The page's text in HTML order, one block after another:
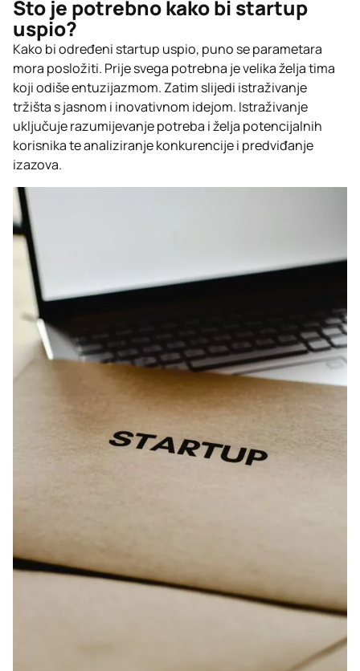
Što je potrebno kako bi startup
uspio?
Kako bi određeni startup uspio, puno se parametara
mora posložiti. Prije svega potrebna je velika želja tima
koji odiše entuzijazmom. Zatim slijedi istraživanje
tržišta s jasnom i inovativnom idejom. Istraživanje
uključuje razumijevanje potreba i želja potencijalnih
korisnika te analiziranje konkurencije i predviđanje
izazova.